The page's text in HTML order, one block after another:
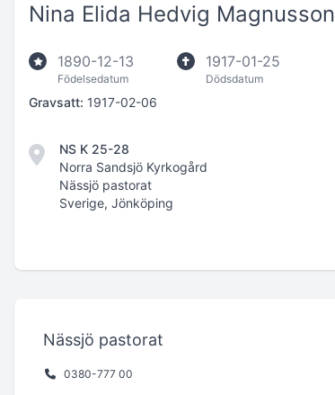
Nina Elida Hedvig Magnusson
1890-12-13
Födelsedatum
1917-01-25
Dödsdatum
Gravsatt: 1917-02-06
NS K 25-28
Norra Sandsjö Kyrkogård
Nässjö pastorat
Sverige, Jönköping
Nässjö pastorat
0380-777 00